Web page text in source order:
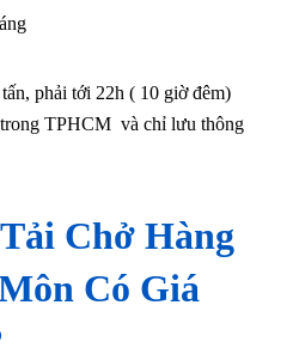
phải tới 22h ( 10 giờ đêm)
TPHCM và chỉ lưu thông
Chở Hàng
Có Giá